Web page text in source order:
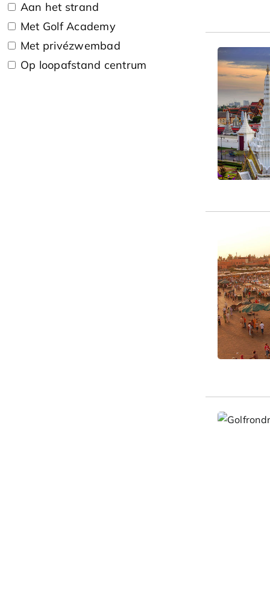
Aan het strand
Met Golf Academy
Met privézwembad
Op loopafstand centrum